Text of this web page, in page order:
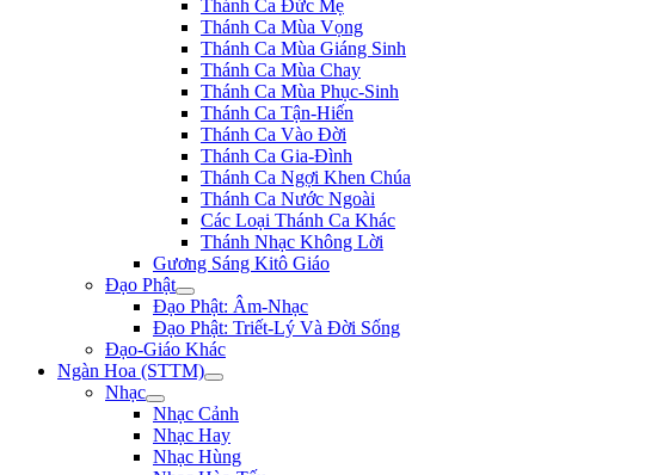
Thánh Ca Đức Mẹ
Thánh Ca Mùa Vọng
Thánh Ca Mùa Giáng Sinh
Thánh Ca Mùa Chay
Thánh Ca Mùa Phục-Sinh
Thánh Ca Tận-Hiến
Thánh Ca Vào Đời
Thánh Ca Gia-Đình
Thánh Ca Ngợi Khen Chúa
Thánh Ca Nước Ngoài
Các Loại Thánh Ca Khác
Thánh Nhạc Không Lời
Gương Sáng Kitô Giáo
Đạo Phật
Đạo Phật: Âm-Nhạc
Đạo Phật: Triết-Lý Và Đời Sống
Đạo-Giáo Khác
Ngàn Hoa (STTM)
Nhạc
Nhạc Cảnh
Nhạc Hay
Nhạc Hùng